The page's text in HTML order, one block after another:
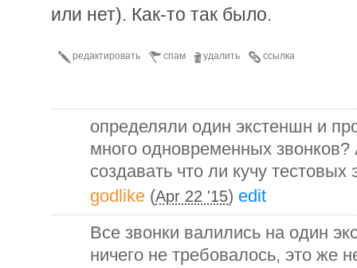
или нет). Как-то так было.
ссылка
удалить
спам
редактировать
определяли один экстеншн и
много одновременных
создавать что ли кучу тестовых
godlike (Apr 22 '15) edit
Все звонки валились на один
ничего не требовалось, это же